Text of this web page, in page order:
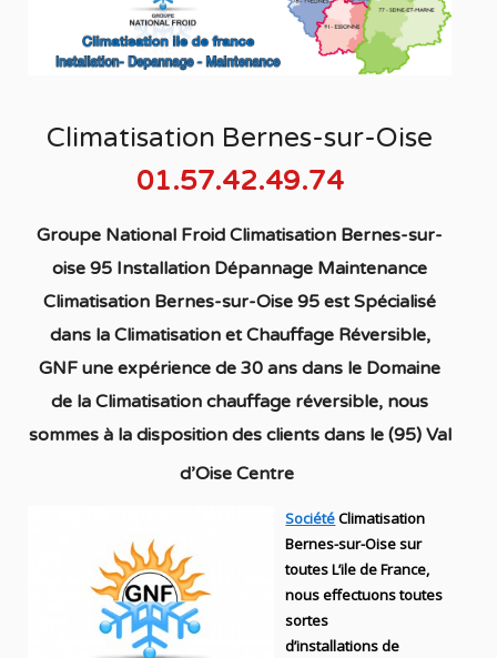
Climatisation Bernes-sur-Oise
01.57.42.49.74
Groupe National Froid Climatisation Bernes-sur-
oise 95 Installation Dépannage Maintenance
Climatisation Bernes-sur-Oise 95est Spécialisé
dans la Climatisationet ChauffageRéversible,
GNF une expérience de 30 ans dans le Domaine
de la Climatisation chauffage réversible, nous
sommes à la disposition des clients dansle (95) Val
d’Oise Centre
SociétéClimatisation
Bernes-sur-Oise sur
toutes L’ile de France,
nous effectuons toutes
sortes
d’installationsde